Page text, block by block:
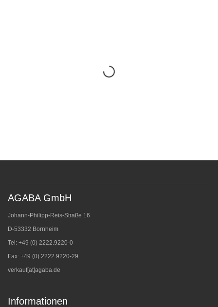
AGABA GmbH
Johann-Philipp-Reis-Straße 16
D-53332 Bornheim
Tel: +49 (0) 2222.9220-0
Fax: +49 (0) 2222.9220-29
verkauf[at]agaba.de
Informationen